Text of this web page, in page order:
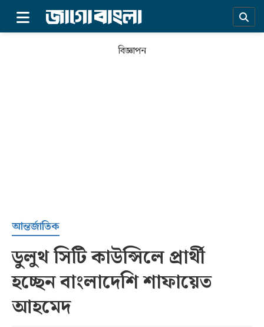
সর্বশেষ
সব
বিভাগ
বিজ্ঞাপন
আন্তর্জাতিক
ডুলুথ সিটি কাউন্সিলে প্রার্থী
হচ্ছেন বাংলাদেশি শাফায়েত
আহমেদ